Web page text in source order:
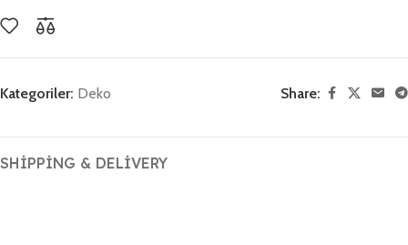
Kategoriler: Deko Share:
SHIPPING & DELIVERY